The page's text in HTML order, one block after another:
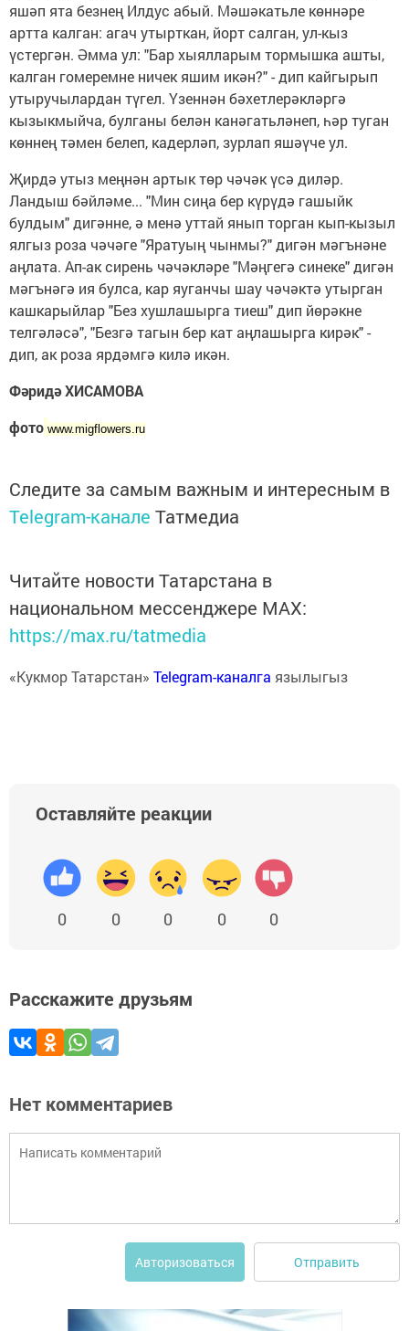
яшәп ята безнең Илдус абый. Мәшәкатьле көннәре
артта калган: агач утырткан, йорт салган, ул-кыз
үстергән. Әмма ул: "Бар хыялларым тормышка ашты,
калган гомеремне ничек яшим икән?" - дип кайгырып
утыручылардан түгел. Үзеннән бәхетлерәкләргә
кызыкмыйча, булганы белән канәгатьләнеп, һәр туган
көннең тәмен белеп, кадерләп, зурлап яшәүче ул.
Җирдә утыз меңнән артык төр чәчәк үсә диләр.
Ландыш бәйләме... "Мин сиңа бер күрүдә гашыйк
булдым" дигәнне, ә менә уттай янып торган кып-кызыл
ялгыз роза чәчәге "Яратуың чынмы?" дигән мәгънәне
аңлата. Ап-ак сирень чәчәкләре "Мәңгегә синеке" дигән
мәгънәгә ия булса, кар яуганчы шау чәчәктә утырган
кашкарыйлар "Без хушлашырга тиеш" дип йөрәкне
телгәләсә", "Безгә тагын бер кат аңлашырга кирәк" -
дип, ак роза ярдәмгә килә икән.
Фәридә ХИСАМОВА
фото www.migflowers.ru
Следите за самым важным и интересным в
Telegram-канале Татмедиа
Читайте новости Татарстана в
национальном мессенджере MАХ:
https://max.ru/tatmedia
«Кукмор Татарстан» Telegram-каналга язылыгыз
Оставляйте реакции
0 0 0 0 0
Расскажите друзьям
Нет комментариев
Авторизоваться Отправить